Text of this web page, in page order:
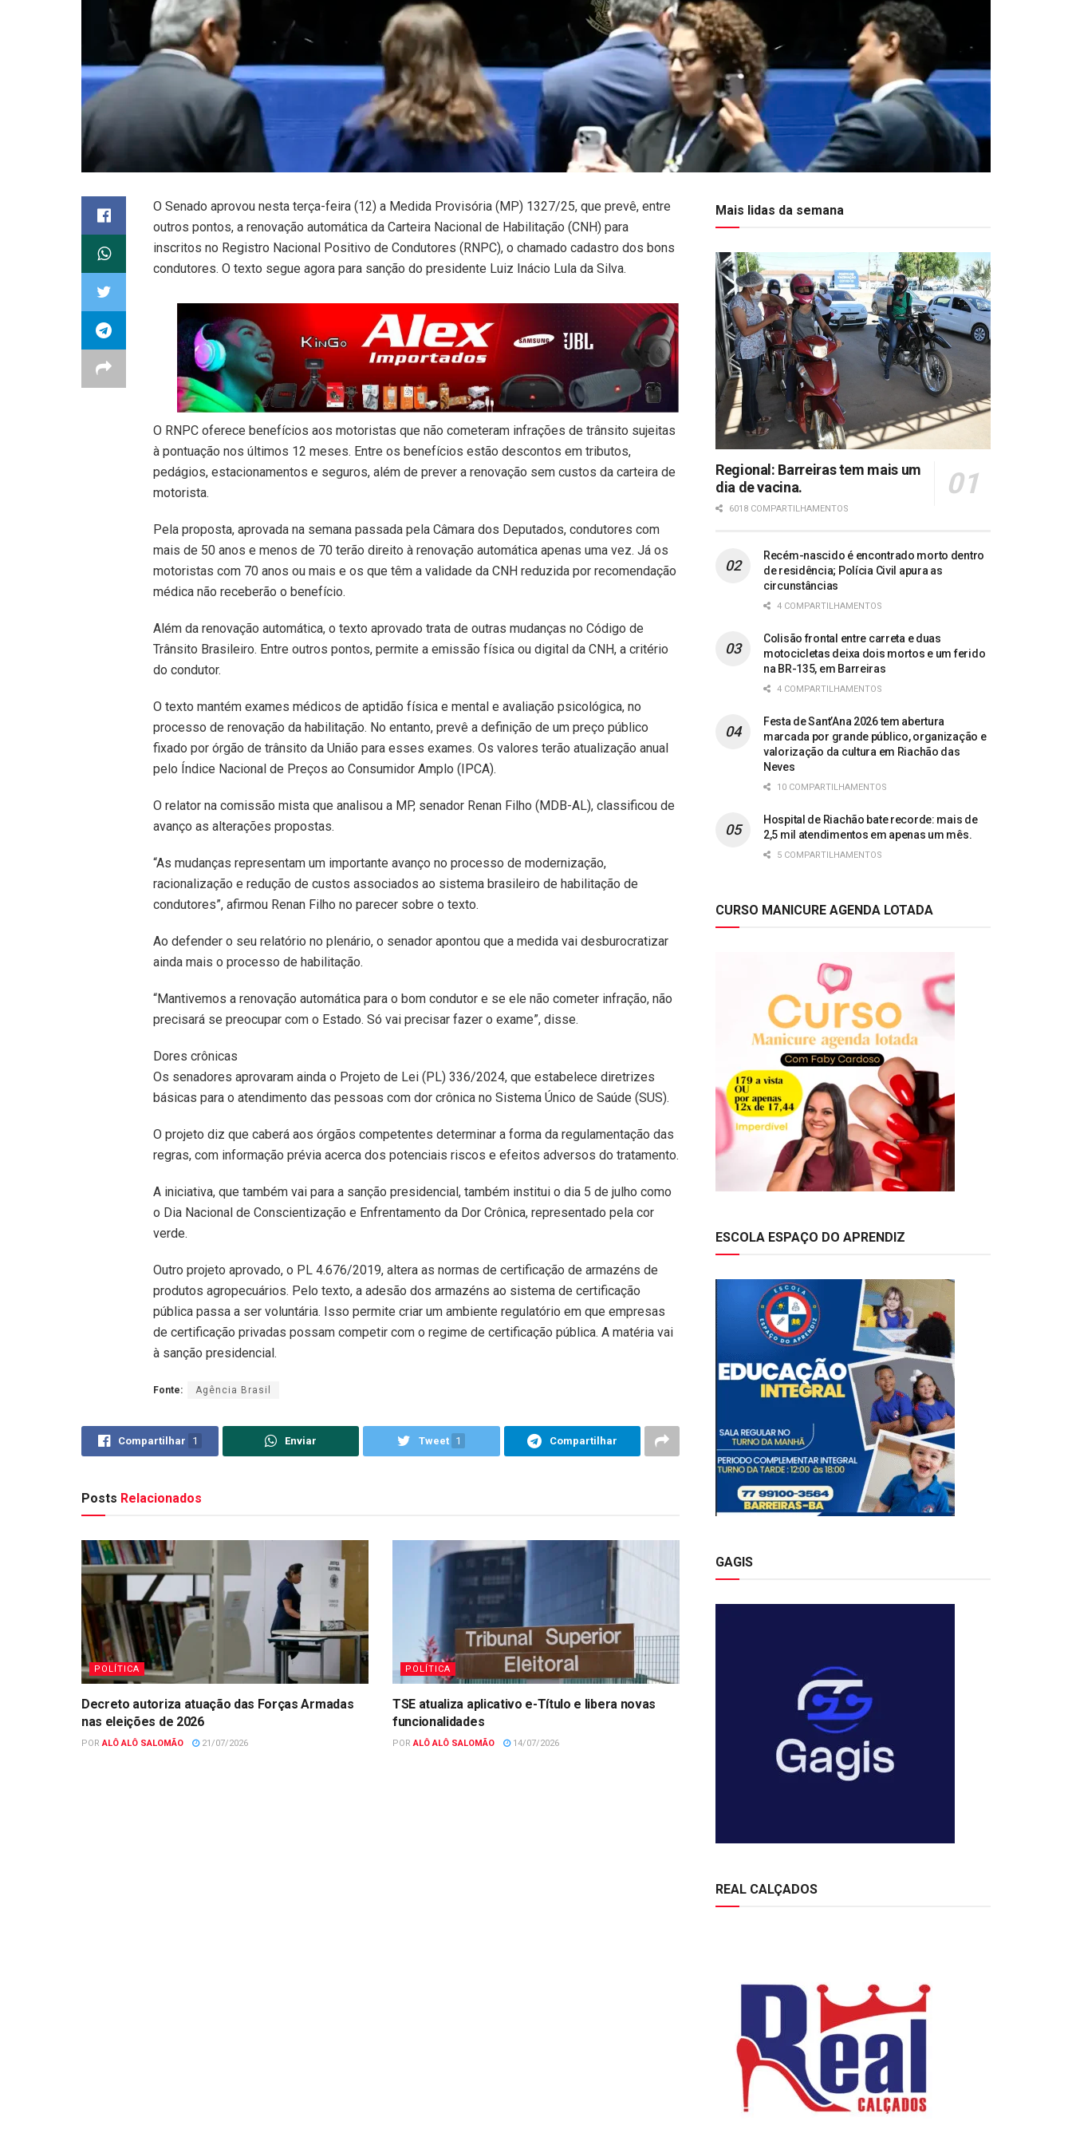
O Senado aprovou nesta terça-feira (12) a Medida Provisória (MP) 1327/25, que prevê, entre
outros pontos, a renovação automática da Carteira Nacional de Habilitação (CNH) para
inscritos no Registro Nacional Positivo de Condutores (RNPC), o chamado cadastro dos bons
condutores. O texto segue agora para sanção do presidente Luiz Inácio Lula da Silva.
O RNPC oferece benefícios aos motoristas que não cometeram infrações de trânsito sujeitas
à pontuação nos últimos 12 meses. Entre os benefícios estão descontos em tributos,
pedágios, estacionamentos e seguros, além de prever a renovação sem custos da carteira de
motorista.
Pela proposta, aprovada na semana passada pela Câmara dos Deputados, condutores com
mais de 50 anos e menos de 70 terão direito à renovação automática apenas uma vez. Já os
motoristas com 70 anos ou mais e os que têm a validade da CNH reduzida por recomendação
médica não receberão o benefício.
Além da renovação automática, o texto aprovado trata de outras mudanças no Código de
Trânsito Brasileiro. Entre outros pontos, permite a emissão física ou digital da CNH, a critério
do condutor.
O texto mantém exames médicos de aptidão física e mental e avaliação psicológica, no
processo de renovação da habilitação. No entanto, prevê a definição de um preço público
fixado por órgão de trânsito da União para esses exames. Os valores terão atualização anual
pelo Índice Nacional de Preços ao Consumidor Amplo (IPCA).
O relator na comissão mista que analisou a MP, senador Renan Filho (MDB-AL), classificou de
avanço as alterações propostas.
“As mudanças representam um importante avanço no processo de modernização,
racionalização e redução de custos associados ao sistema brasileiro de habilitação de
condutores”, afirmou Renan Filho no parecer sobre o texto.
Ao defender o seu relatório no plenário, o senador apontou que a medida vai desburocratizar
ainda mais o processo de habilitação.
“Mantivemos a renovação automática para o bom condutor e se ele não cometer infração, não
precisará se preocupar com o Estado. Só vai precisar fazer o exame”, disse.
Dores crônicas
Os senadores aprovaram ainda o Projeto de Lei (PL) 336/2024, que estabelece diretrizes
básicas para o atendimento das pessoas com dor crônica no Sistema Único de Saúde (SUS).
O projeto diz que caberá aos órgãos competentes determinar a forma da regulamentação das
regras, com informação prévia acerca dos potenciais riscos e efeitos adversos do tratamento.
A iniciativa, que também vai para a sanção presidencial, também institui o dia 5 de julho como
o Dia Nacional de Conscientização e Enfrentamento da Dor Crônica, representado pela cor
verde.
Outro projeto aprovado, o PL 4.676/2019, altera as normas de certificação de armazéns de
produtos agropecuários. Pelo texto, a adesão dos armazéns ao sistema de certificação
pública passa a ser voluntária. Isso permite criar um ambiente regulatório em que empresas
de certificação privadas possam competir com o regime de certificação pública. A matéria vai
à sanção presidencial.
Fonte: Agência Brasil
Compartilhar 1 Enviar Tweet 1 Compartilhar
Posts Relacionados
POLÍTICA
Decreto autoriza atuação das Forças Armadas
nas eleições de 2026
POR ALÔ ALÔ SALOMÃO 21/07/2026
POLÍTICA
TSE atualiza aplicativo e-Título e libera novas
funcionalidades
POR ALÔ ALÔ SALOMÃO 14/07/2026
Mais lidas da semana
Regional: Barreiras tem mais um
dia de vacina.
6018 COMPARTILHAMENTOS
Recém-nascido é encontrado morto dentro
de residência; Polícia Civil apura as
circunstâncias
4 COMPARTILHAMENTOS
Colisão frontal entre carreta e duas
motocicletas deixa dois mortos e um ferido
na BR-135, em Barreiras
4 COMPARTILHAMENTOS
Festa de Sant’Ana 2026 tem abertura
marcada por grande público, organização e
valorização da cultura em Riachão das
Neves
10 COMPARTILHAMENTOS
Hospital de Riachão bate recorde: mais de
2,5 mil atendimentos em apenas um mês.
5 COMPARTILHAMENTOS
CURSO MANICURE AGENDA LOTADA
ESCOLA ESPAÇO DO APRENDIZ
GAGIS
REAL CALÇADOS